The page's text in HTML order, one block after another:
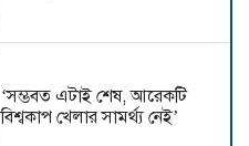
‘সম্ভবত এটাই শেষ, আরেকটি
বিশ্বকাপ খেলার সামর্থ্য নেই’